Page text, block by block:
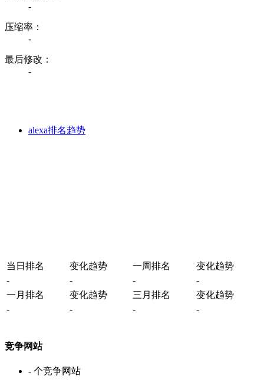
-
压缩率：
-
最后修改：
-
alexa排名趋势
当日排名 变化趋势 一周排名
变化趋势
-
- -
-
一月排名
变化趋势 三月排名
变化趋势
-
- - -
竞争网站
- 个竞争网站